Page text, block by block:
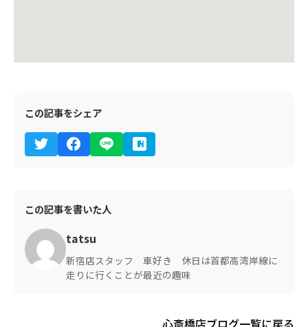
この記事をシェア
この記事を書いた人
tatsu
新宿店スタッフ 車好き 休日は首都高湾岸線に
走りに行くことが最近の趣味
心斎橋店ブログ一覧に戻る